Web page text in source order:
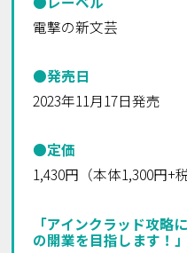
電撃の新文芸
●発売日
2023年11月17日発売
●定価
1,430円（本体1,300円+税
「アインクラッド攻
の開業を目指します！」